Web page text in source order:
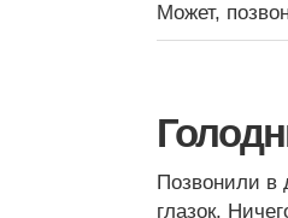
Может,
Позвонили в
глазок.